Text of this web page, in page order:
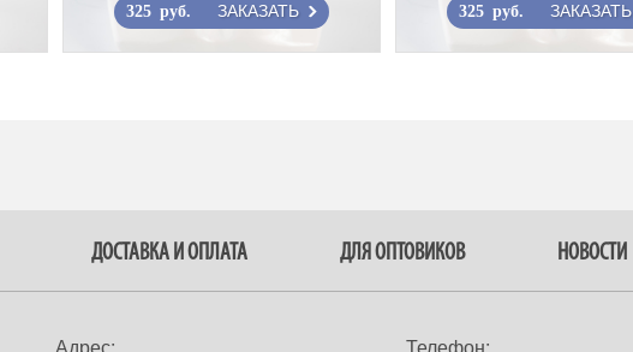
325 руб. ЗАКАЗАТЬ 325 руб. ЗАКАЗАТЬ
ДОСТАВКА И ОПЛАТА ДЛЯ ОПТОВИКОВ НОВОСТИ